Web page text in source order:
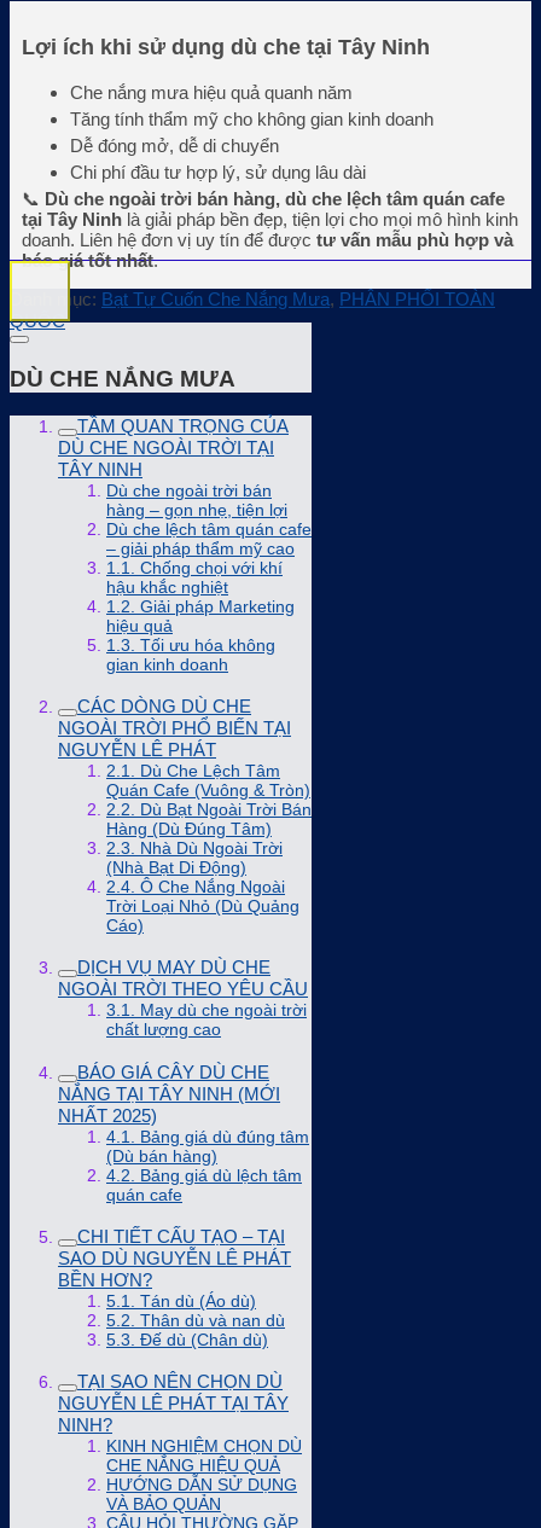
Lợi ích khi sử dụng dù che tại Tây Ninh
Che nắng mưa hiệu quả quanh năm
Tăng tính thẩm mỹ cho không gian kinh doanh
Dễ đóng mở, dễ di chuyển
Chi phí đầu tư hợp lý, sử dụng lâu dài
📞 Dù che ngoài trời bán hàng, dù che lệch tâm quán cafe
tại Tây Ninh là giải pháp bền đẹp, tiện lợi cho mọi mô hình kinh
doanh. Liên hệ đơn vị uy tín để được tư vấn mẫu phù hợp và
báo giá tốt nhất.
Danh mục: Bạt Tự Cuốn Che Nắng Mưa, PHÂN PHỐI TOÀN
QUỐC
DÙ CHE NẮNG MƯA
TẦM QUAN TRỌNG CỦA
DÙ CHE NGOÀI TRỜI TẠI
TÂY NINH
Dù che ngoài trời bán
hàng – gọn nhẹ, tiện lợi
Dù che lệch tâm quán cafe
– giải pháp thẩm mỹ cao
1.1. Chống chọi với khí
hậu khắc nghiệt
1.2. Giải pháp Marketing
hiệu quả
1.3. Tối ưu hóa không
gian kinh doanh
CÁC DÒNG DÙ CHE
NGOÀI TRỜI PHỔ BIẾN TẠI
NGUYỄN LÊ PHÁT
2.1. Dù Che Lệch Tâm
Quán Cafe (Vuông & Tròn)
2.2. Dù Bạt Ngoài Trời Bán
Hàng (Dù Đúng Tâm)
2.3. Nhà Dù Ngoài Trời
(Nhà Bạt Di Động)
2.4. Ô Che Nắng Ngoài
Trời Loại Nhỏ (Dù Quảng
Cáo)
DỊCH VỤ MAY DÙ CHE
NGOÀI TRỜI THEO YÊU CẦU
3.1. May dù che ngoài trời
chất lượng cao
BÁO GIÁ CÂY DÙ CHE
NẮNG TẠI TÂY NINH (MỚI
NHẤT 2025)
4.1. Bảng giá dù đúng tâm
(Dù bán hàng)
4.2. Bảng giá dù lệch tâm
quán cafe
CHI TIẾT CẤU TẠO – TẠI
SAO DÙ NGUYỄN LÊ PHÁT
BỀN HƠN?
5.1. Tán dù (Áo dù)
5.2. Thân dù và nan dù
5.3. Đế dù (Chân dù)
TẠI SAO NÊN CHỌN DÙ
NGUYỄN LÊ PHÁT TẠI TÂY
NINH?
KINH NGHIỆM CHỌN DÙ
CHE NẮNG HIỆU QUẢ
HƯỚNG DẪN SỬ DỤNG
VÀ BẢO QUẢN
CÂU HỎI THƯỜNG GẶP